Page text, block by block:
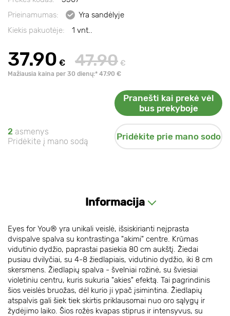
Prieinamumas:
Yra sandėlyje
Kiekis pakuotėje:
1 vnt..
37.90 € 47.90 €
Mažiausia kaina per 30 dienų:* 47.90 €
Pranešti kai prekė vėl
bus prekyboje
2 asmenys
Pridėkite į mano sodą
Pridėkite prie mano sodo
Informacija
Eyes for You® yra unikali veislė, išsiskirianti neįprasta
dvispalve spalva su kontrastinga "akimi" centre. Krūmas
vidutinio dydžio, paprastai pasiekia 80 cm aukštį. Žiedai
pusiau dvilyčiai, su 4-8 žiedlapiais, vidutinio dydžio, iki 8 cm
skersmens. Žiedlapių spalva - švelniai rožinė, su šviesiai
violetiniu centru, kuris sukuria "akies" efektą. Tai pagrindinis
šios veislės bruožas, dėl kurio ji ypač įsimintina. Žiedlapių
atspalvis gali šiek tiek skirtis priklausomai nuo oro sąlygų ir
žydėjimo laiko. Šios rožės kvapas stiprus ir intensyvus, su